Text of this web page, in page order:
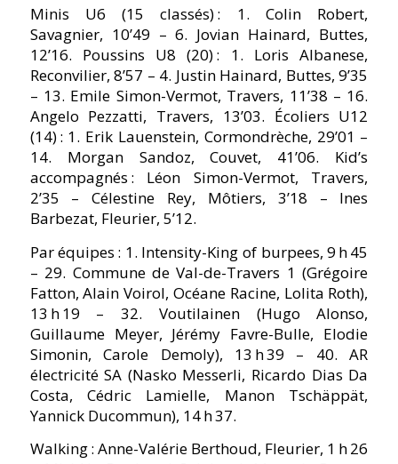
Minis U6 (15 classés) : 1. Colin Robert,
Savagnier, 10’49 – 6. Jovian Hainard, Buttes,
12’16. Poussins U8 (20) : 1. Loris Albanese,
Reconvilier, 8’57 – 4. Justin Hainard, Buttes, 9’35
– 13. Emile Simon-Vermot, Travers, 11’38 – 16.
Angelo Pezzatti, Travers, 13’03. Écoliers U12
(14) : 1. Erik Lauenstein, Cormondrèche, 29’01 –
14. Morgan Sandoz, Couvet, 41’06. Kidʼs
accompagnés : Léon Simon-Vermot, Travers,
2ʼ35 – Célestine Rey, Môtiers, 3’18 – Ines
Barbezat, Fleurier, 5’12.
Par équipes : 1. Intensity-King of burpees, 9 h 45
– 29. Commune de Val-de-Travers 1 (Grégoire
Fatton, Alain Voirol, Océane Racine, Lolita Roth),
13 h 19 – 32. Voutilainen (Hugo Alonso,
Guillaume Meyer, Jérémy Favre-Bulle, Elodie
Simonin, Carole Demoly), 13 h 39 – 40. AR
électricité SA (Nasko Messerli, Ricardo Dias Da
Costa, Cédric Lamielle, Manon Tschäppät,
Yannick Ducommun), 14 h 37.
Walking : Anne-Valérie Berthoud, Fleurier, 1 h 26